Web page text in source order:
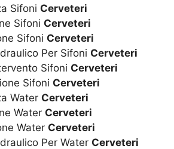
Sifoni Cerveteri
Sifoni Cerveteri
Sifoni Cerveteri
Per Sifoni Cerveteri
Sifoni Cerveteri
Sifoni Cerveteri
Water Cerveteri
Water Cerveteri
Water Cerveteri
Per Water Cerveteri